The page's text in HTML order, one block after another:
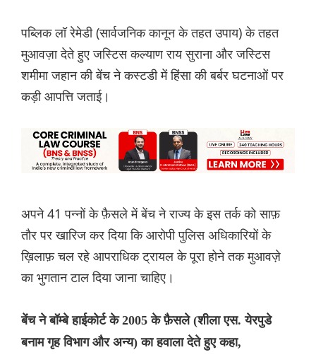
पब्लिक लॉ रेमेडी (सार्वजनिक कानून के तहत उपाय) के तहत
मुआवज़ा देते हुए जस्टिस कल्याण राय सुराना और जस्टिस
शमीमा जहान की बेंच ने कस्टडी में हिंसा की बर्बर घटनाओं पर
कड़ी आपत्ति जताई।
अपने 41 पन्नों के फ़ैसले में बेंच ने राज्य के इस तर्क को साफ़
तौर पर खारिज कर दिया कि आरोपी पुलिस अधिकारियों के
ख़िलाफ़ चल रहे आपराधिक ट्रायल के पूरा होने तक मुआवज़े
का भुगतान टाल दिया जाना चाहिए।
बेंच ने बॉम्बे हाईकोर्ट के 2005 के फ़ैसले (शीला एस. येरपुडे
बनाम गृह विभाग और अन्य) का हवाला देते हुए कहा,